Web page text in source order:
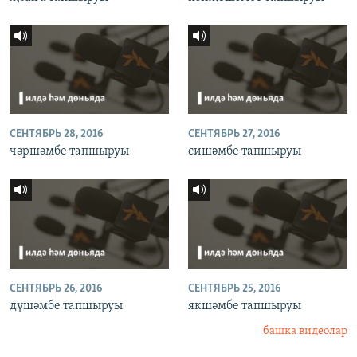
СЕНТЯБРЬ 28, 2016
чәршәмбе тапшыруы
СЕНТЯБРЬ 27, 2016
сишәмбе тапшыруы
СЕНТЯБРЬ 26, 2016
дүшәмбе тапшыруы
СЕНТЯБРЬ 25, 2016
якшәмбе тапшыруы
башка видеолар